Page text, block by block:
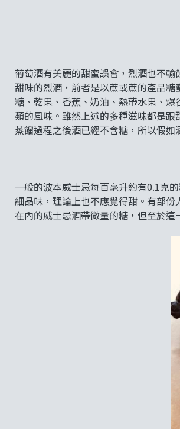
葡萄酒有美麗的甜蜜誤會，烈酒也不
甜味的烈酒，前者是以蔗或蔗的產品
糖、乾果、香蕉、奶油、熱帶水果、
類的風味。雖然上述的多種滋味都是
蒸餾過程之後酒已經不含糖，所以假
一般的波本威士忌每百毫升約有0.1克
細品味，理論上也不應覺得甜。有部
在內的威士忌酒帶微量的糖，但至於